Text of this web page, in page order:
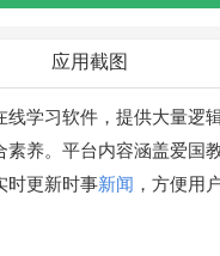
应用截图
线学习软件，提供大量逻
素养。平台内容涵盖爱国
时更新时事新闻 ，方便用